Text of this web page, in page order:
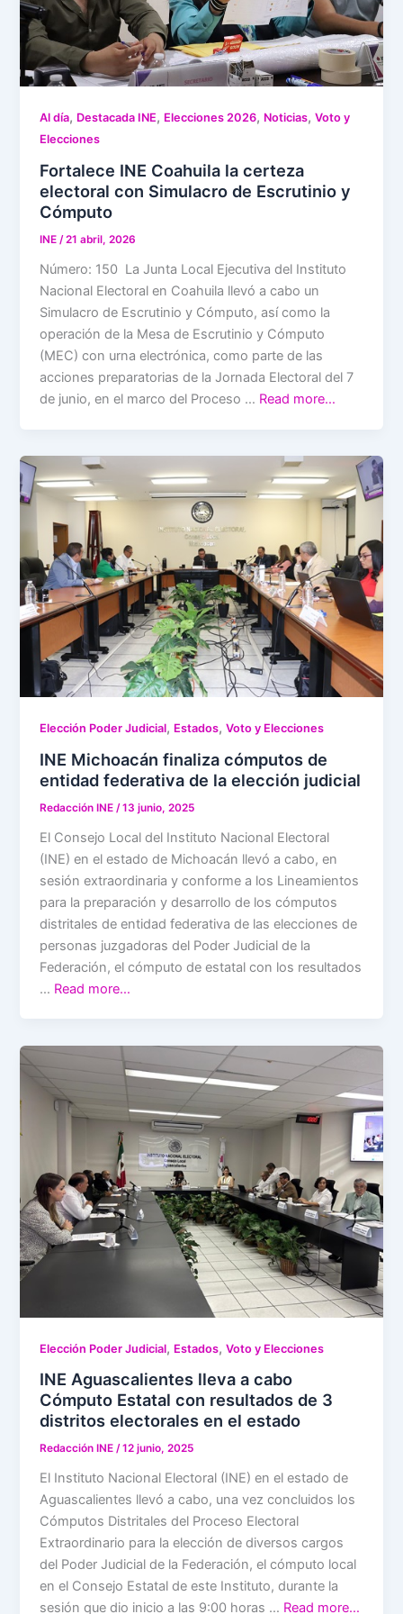
Al día, Destacada INE, Elecciones 2026, Noticias,Voto y
Elecciones
Fortalece INE Coahuila la certeza
electoral con Simulacro de Escrutinio y
Cómputo
INE/21 abril, 2026
Número: 150 La Junta Local Ejecutiva del Instituto
Nacional Electoral en Coahuila llevó a cabo un
Simulacro de Escrutinio y Cómputo, así como la
operación de la Mesa de Escrutinio y Cómputo
(MEC) con urna electrónica, como parte de las
acciones preparatorias de la Jornada Electoral del 7
de junio, en el marco del Proceso … Read more…
Elección Poder Judicial, Estados,Voto y Elecciones
INE Michoacán finaliza cómputos de
entidad federativa de la elección judicial
Redacción INE /13 junio, 2025
El Consejo Local del Instituto Nacional Electoral
(INE) en el estado de Michoacán llevó a cabo, en
sesión extraordinaria y conforme a los Lineamientos
para la preparación y desarrollo de los cómputos
distritales de entidad federativa de las elecciones de
personas juzgadoras del Poder Judicial de la
Federación, el cómputo de estatal con los resultados
… Read more…
Elección Poder Judicial, Estados,Voto y Elecciones
INE Aguascalientes lleva a cabo
Cómputo Estatal con resultados de 3
distritos electorales en el estado
Redacción INE/12 junio, 2025
El Instituto Nacional Electoral (INE) en el estado de
Aguascalientes llevó a cabo, una vez concluidos los
Cómputos Distritales del Proceso Electoral
Extraordinario para la elección de diversos cargos
del Poder Judicial de la Federación, el cómputo local
en el Consejo Estatal de este Instituto, durante la
sesión que dio inicio a las 9:00 horas … Read more…